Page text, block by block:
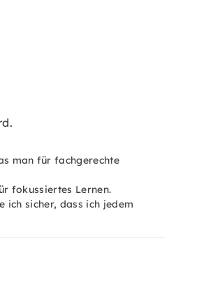
man für fachgerechte
fokussiertes Lernen.
ich sicher, dass ich jedem